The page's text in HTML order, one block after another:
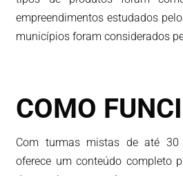
empreendimentos estudados
municípios foram considerados
COMO
Com turmas mistas de até 30
oferece um conteúdo completo